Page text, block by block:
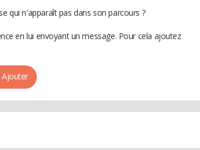
qui n'apparaît pas dans son parcours ?
en lui envoyant un message. Pour cela ajoutez
Ajouter